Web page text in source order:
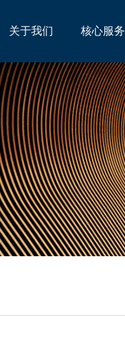
关于我们 核心服务